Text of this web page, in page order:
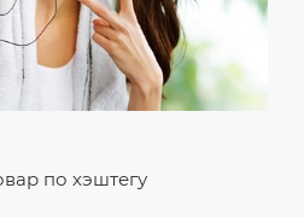
по хэштегу